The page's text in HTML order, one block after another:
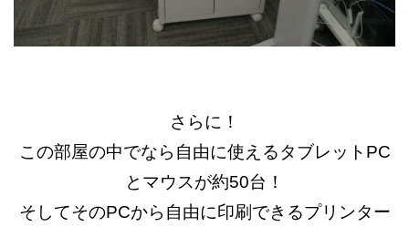
さらに！
この部屋の中でなら自由に使えるタブレットPC
とマウスが約50台！
そしてそのPCから自由に印刷できるプリンター